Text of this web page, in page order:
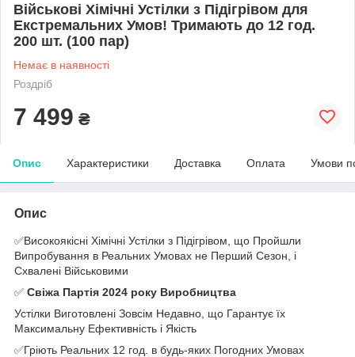
Військові Хімічні Устілки з Підігрівом для
Екстремальних Умов! Тримають до 12 год.
200 шт. (100 пар)
Немає в наявності
Роздріб
7 499 ₴
Опис Характеристики Доставка Оплата Умови
Опис
✅Високоякісні Хімічні Устілки з Підігрівом, що Пройшли
Випробування в Реальних Умовах не Перший Сезон, і
Схвалені Військовими
✅ Свіжа Партія 2024 року Виробництва
Устілки Виготовлені Зовсім Недавно, що Гарантує їх
Максимальну Ефективність і Якість
✅Гріють Реальних 12 год. в будь-яких Погодних Умовах